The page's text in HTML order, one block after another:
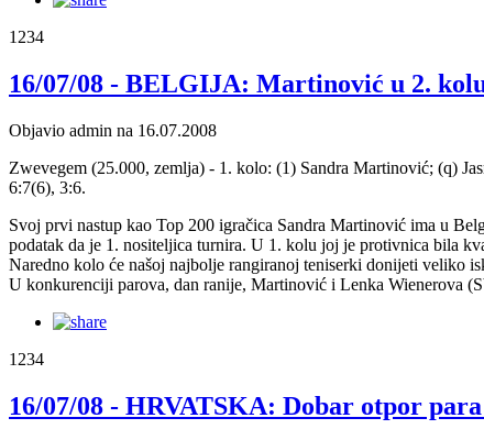
1234
16/07/08 - BELGIJA: Martinović u 2.
Objavio admin na 16.07.2008
Zwevegem (25.000, zemlja) - 1. kolo: (1) Sandra Martinović; (q)
6:7(6), 3:6.
Svoj prvi nastup kao Top 200 igračica Sandra Martinović ima u
podatak da je 1. nositeljica turnira. U 1. kolu joj je protivnica bila
Naredno kolo će našoj najbolje rangiranoj teniserki donijeti veliko
U konkurenciji parova, dan ranije, Martinović i Lenka Wienerova
1234
16/07/08 - HRVATSKA: Dobar otpor